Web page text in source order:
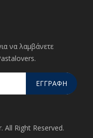
να λαμβάνετε
ΕΓΓΡΑΦΗ
All Right Reserved.